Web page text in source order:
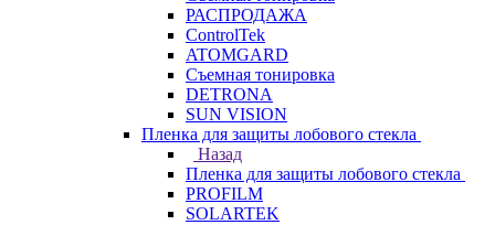
РАСПРОДАЖА
ControlTek
ATOMGARD
Съемная тонировка
DETRONA
SUN VISION
Пленка для защиты лобового стекла
Назад
Пленка для защиты лобового стекла
PROFILM
SOLARTEK